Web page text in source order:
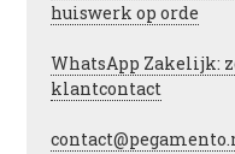
huiswerk op orde
WhatsApp Zakelijk:
klantcontact